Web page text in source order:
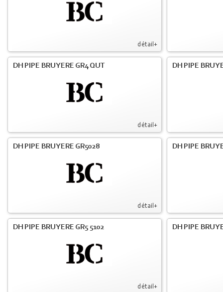
détail+
détail+
DH PIPE BRUYERE GR4 QUT DH PIPE
détail+
DH PIPE BRUYERE GR5028 DH PIPE
détail+
DH PIPE BRUYERE GR5 5102 DH PIPE